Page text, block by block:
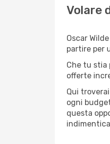
Volare
Oscar
partire per
Che tu stia
offerte
Qui
ogni
questa